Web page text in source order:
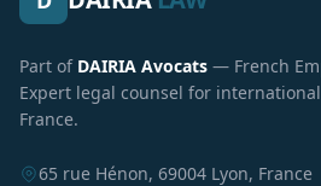
Part of DAIRIA Avocats — French
Expert legal counsel for
France.
65 rue Hénon, 69004 Lyon, France